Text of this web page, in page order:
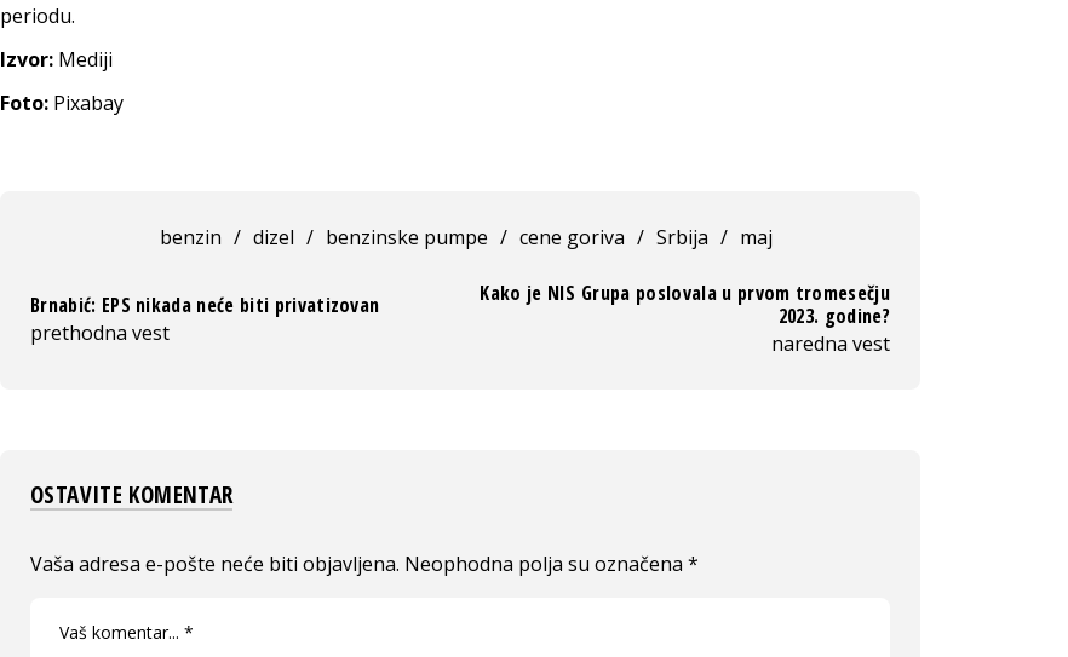
periodu.
Izvor: Mediji
Foto: Pixabay
benzin / dizel / benzinske pumpe / cene goriva / Srbija / maj
Brnabić: EPS nikada neće biti privatizovan
prethodna vest
Kako je NIS Grupa poslovala u prvom tromesečju
2023. godine?
naredna vest
OSTAVITE KOMENTAR
Vaša adresa e-pošte neće biti objavljena. Neophodna polja su označena *